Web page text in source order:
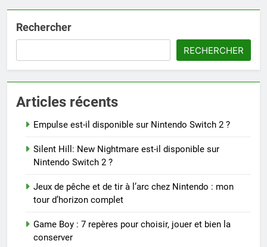
Rechercher
RECHERCHER
Articles récents
Empulse est-il disponible sur Nintendo Switch 2 ?
Silent Hill: New Nightmare est-il disponible sur
Nintendo Switch 2 ?
Jeux de pêche et de tir à l’arc chez Nintendo : mon
tour d’horizon complet
Game Boy : 7 repères pour choisir, jouer et bien la
conserver